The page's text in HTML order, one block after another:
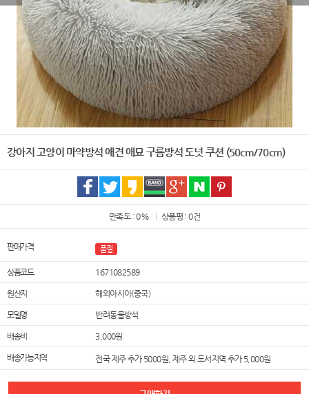
강아지 고양이 마약방석 애견 애묘 구름방석 도넛 쿠션 (50cm/70cm)
만족도 : 0% 상품평 : 0건
판매가격 품절
상품코드 1671082589
원산지 해외아시아(중국)
모델명 반려동물방석
배송비 3,000원
배송가능지역 전국 제주 추가 5000원, 제주 외 도서지역 추가 5,000원